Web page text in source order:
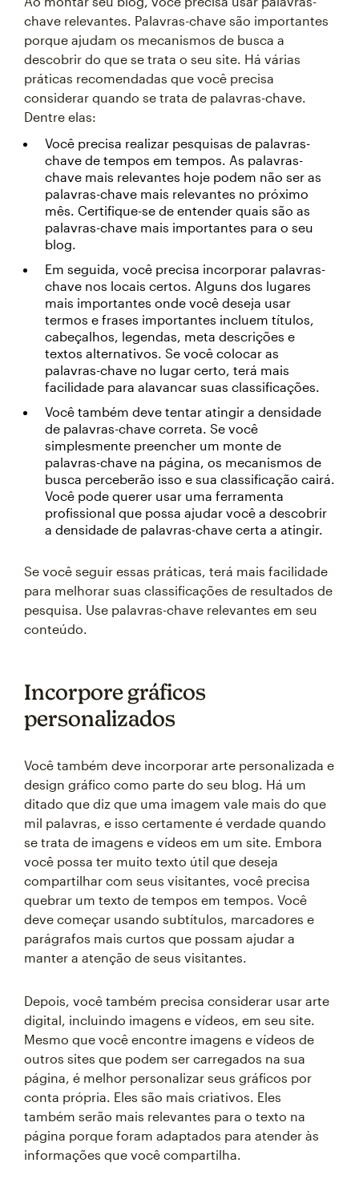
chave relevantes. Palavras-chave são importantes
porque ajudam os mecanismos de busca a
descobrir do que se trata o seu site. Há várias
práticas recomendadas que você precisa
considerar quando se trata de palavras-chave.
Dentre elas:
Você precisa realizar pesquisas de palavras-
chave de tempos em tempos. As palavras-
chave mais relevantes hoje podem não ser as
palavras-chave mais relevantes no próximo
mês. Certifique-se de entender quais são as
palavras-chave mais importantes para o seu
blog.
Em seguida, você precisa incorporar palavras-
chave nos locais certos. Alguns dos lugares
mais importantes onde você deseja usar
termos e frases importantes incluem títulos,
cabeçalhos, legendas, meta descrições e
textos alternativos. Se você colocar as
palavras-chave no lugar certo, terá mais
facilidade para alavancar suas classificações.
Você também deve tentar atingir a densidade
de palavras-chave correta. Se você
simplesmente preencher um monte de
palavras-chave na página, os mecanismos de
busca perceberão isso e sua classificação cairá.
Você pode querer usar uma ferramenta
profissional que possa ajudar você a descobrir
a densidade de palavras-chave certa a atingir.
Se você seguir essas práticas, terá mais facilidade
para melhorar suas classificações de resultados de
pesquisa. Use palavras-chave relevantes em seu
conteúdo.
Incorpore gráficos
personalizados
Você também deve incorporar arte personalizada e
design gráfico como parte do seu blog. Há um
ditado que diz que uma imagem vale mais do que
mil palavras, e isso certamente é verdade quando
se trata de imagens e vídeos em um site. Embora
você possa ter muito texto útil que deseja
compartilhar com seus visitantes, você precisa
quebrar um texto de tempos em tempos. Você
deve começar usando subtítulos, marcadores e
parágrafos mais curtos que possam ajudar a
manter a atenção de seus visitantes.
Depois, você também precisa considerar usar arte
digital, incluindo imagens e vídeos, em seu site.
Mesmo que você encontre imagens e vídeos de
outros sites que podem ser carregados na sua
página, é melhor personalizar seus gráficos por
conta própria. Eles são mais criativos. Eles
também serão mais relevantes para o texto na
página porque foram adaptados para atender às
informações que você compartilha.